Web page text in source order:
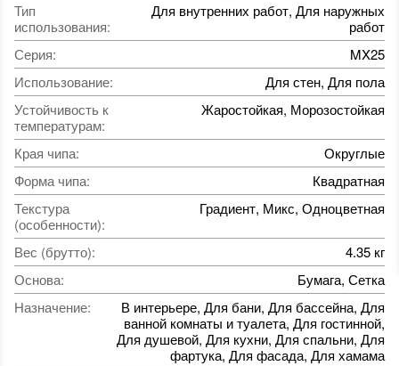
Тип
использования:
Для внутренних работ, Для наружных
работ
Серия:
MX25
Использование:
Для стен, Для пола
Устойчивость к
температурам:
Жаростойкая, Морозостойкая
Края чипа:
Округлые
Форма чипа:
Квадратная
Текстура
(особенности):
Градиент, Микс, Одноцветная
Вес (брутто):
4.35 кг
Основа:
Бумага, Сетка
Назначение:
В интерьере, Для бани, Для бассейна, Для
ванной комнаты и туалета, Для гостинной,
Для душевой, Для кухни, Для спальни, Для
фартука, Для фасада, Для хамама